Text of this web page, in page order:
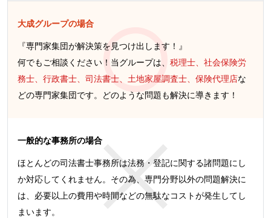
大成グループの場合
『専門家集団が解決策を見つけ出します！』
何でもご相談ください！当グループは、 税理士、社会保険労
務士、行政書士、司法書士、土地家屋調査士、保険代理店な
どの専門家集団です。どのような問題も解決に導きます！
一般的な事務所の場合
ほとんどの司法書士事務所は法務・登記に関する諸問題にし
か対応してくれません。その為、専門分野以外の問題解決に
は、必要以上の費用や時間などの無駄なコストが発生してし
まいます。